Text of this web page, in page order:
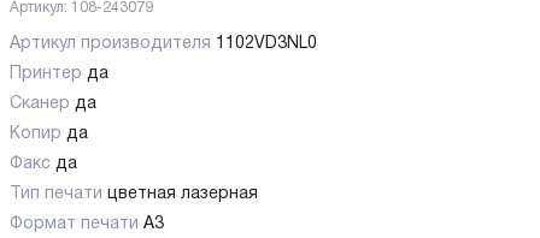
Артикул: 108-243079
Артикул производителя 1102VD3NL0
Принтер да
Сканер да
Копир да
Факс да
Тип печати цветная лазерная
Формат печати A3